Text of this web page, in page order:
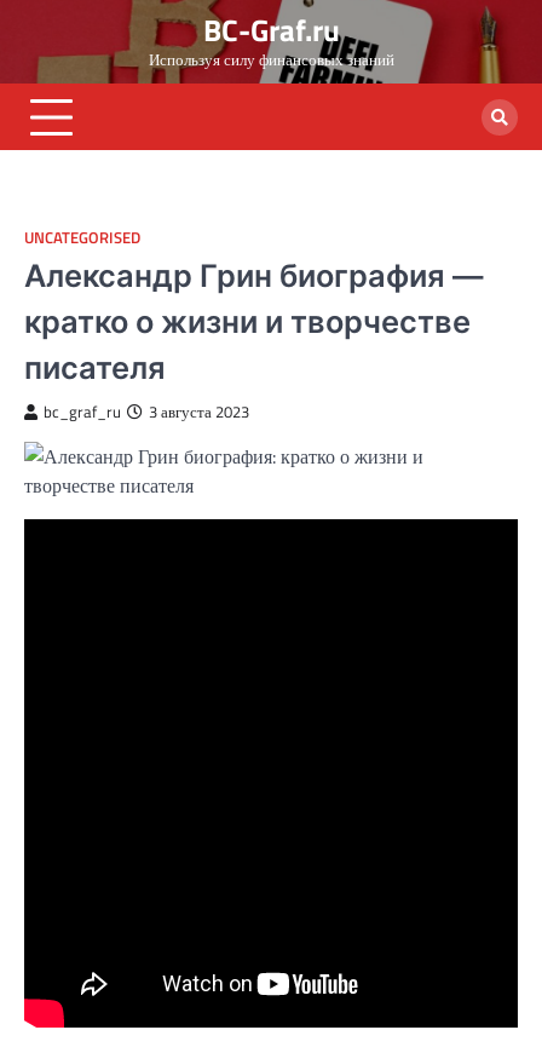
content
BC-Graf.ru
Используя силу финансовых знаний
UNCATEGORISED
Александр Грин биография —
кратко о жизни и творчестве
писателя
bc_graf_ru 3 августа 2023